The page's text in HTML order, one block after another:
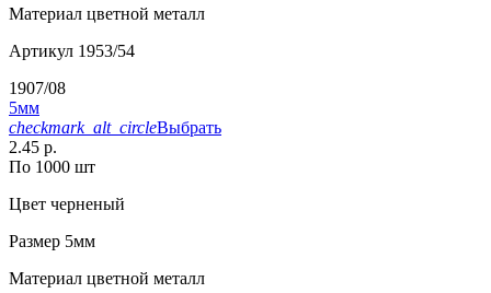
Материал цветной металл
Артикул 1953/54
1907/08
5мм
checkmark_alt_circleВыбрать
2.45 р.
По 1000 шт
Цвет черненый
Размер 5мм
Материал цветной металл